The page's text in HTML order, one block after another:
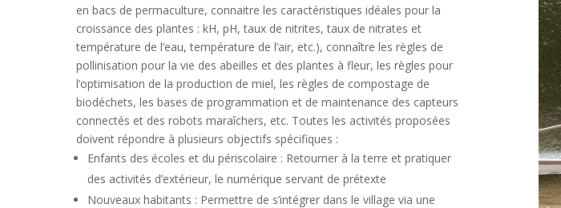
en bacs de permaculture, connaitre les caractéristiques idéales pour la
croissance des plantes : kH, pH, taux de nitrites, taux de nitrates et
température de l’eau, température de l’air, etc.), connaître les règles de
pollinisation pour la vie des abeilles et des plantes à fleur, les règles pour
l’optimisation de la production de miel, les règles de compostage de
biodéchets, les bases de programmation et de maintenance des capteurs
connectés et des robots maraîchers, etc. Toutes les activités proposées
doivent répondre à plusieurs objectifs spécifiques :
Enfants des écoles et du périscolaire : Retourner à la terre et pratiquer
des activités d’extérieur, le numérique servant de prétexte
Nouveaux habitants : Permettre de s’intégrer dans le village via une